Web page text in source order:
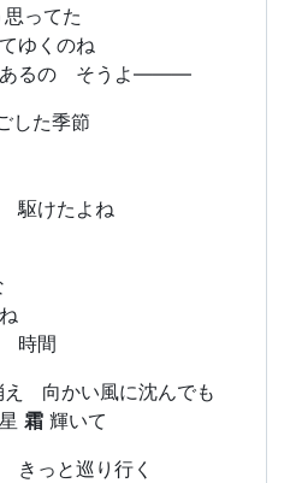
ってた
ゆくのね
あるの そうよ―――
した季節
駆けたよね
時間
向かい風に沈んでも
霜 輝いて
っと巡り行く